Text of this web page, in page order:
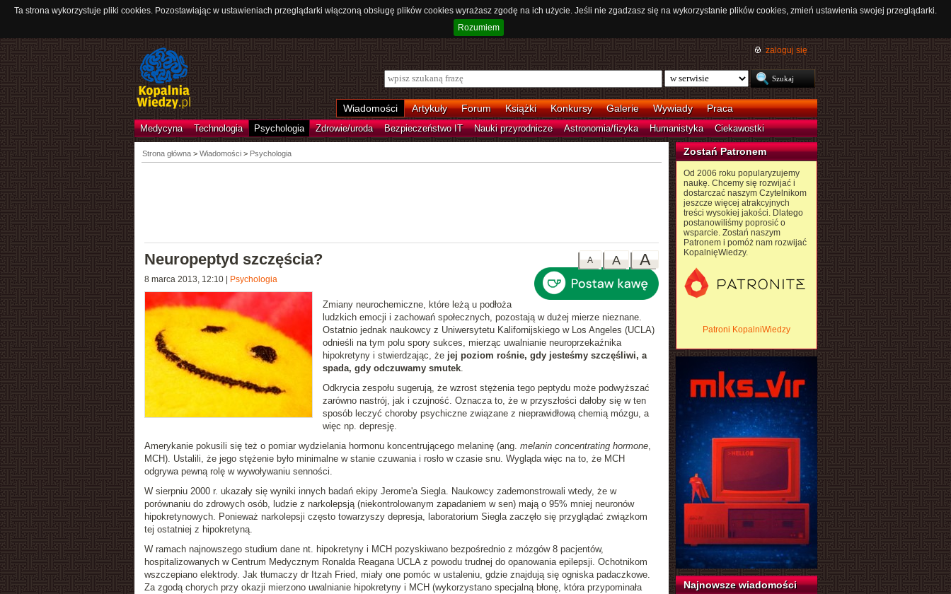
Ta strona wykorzystuje pliki cookies. Pozostawiając w ustawieniach przeglądarki włączoną obsługę plików cookies wyrażasz zgodę na ich użycie. Jeśli nie zgadzasz się na wykorzystanie plików cookies, zmień ustawienia swojej przeglądarki.
Rozumiem
zaloguj się
Wiadomości Artykuły Forum Książki Konkursy Galerie Wywiady Praca
Medycyna Technologia Psychologia Zdrowie/uroda Bezpieczeństwo IT Nauki przyrodnicze Astronomia/fizyka Humanistyka Ciekawostki
Strona główna> Wiadomości > Psychologia
A
A
A
Neuropeptyd szczęścia?
8 marca 2013, 12:10| Psychologia
Zmiany neurochemiczne, które leżą u podłoża
ludzkich emocji i zachowań społecznych, pozostają w dużej mierze nieznane.
Ostatnio jednak naukowcy z Uniwersytetu Kalifornijskiego w Los Angeles (UCLA)
odnieśli na tym polu spory sukces, mierząc uwalnianie neuroprzekaźnika
hipokretyny i stwierdzając, że jej poziom rośnie, gdy jesteśmy szczęśliwi, a
spada, gdy odczuwamy smutek.
Odkrycia zespołu sugerują, że wzrost stężenia tego peptydu może podwyższać
zarówno nastrój, jak i czujność. Oznacza to, że w przyszłości dałoby się w ten
sposób leczyć choroby psychiczne związane z nieprawidłową chemią mózgu, a
więc np. depresję.
Amerykanie pokusili się też o pomiar wydzielania hormonu koncentrującego melaninę (ang. melanin concentrating hormone,
MCH). Ustalili, że jego stężenie było minimalne w stanie czuwania i rosło w czasie snu. Wygląda więc na to, że MCH
odgrywa pewną rolę w wywoływaniu senności.
W sierpniu 2000 r. ukazały się wyniki innych badań ekipy Jerome'a Siegla. Naukowcy zademonstrowali wtedy, że w
porównaniu do zdrowych osób, ludzie z narkolepsją (niekontrolowanym zapadaniem w sen) mają o 95% mniej neuronów
hipokretynowych. Ponieważ narkolepsji często towarzyszy depresja, laboratorium Siegla zaczęło się przyglądać związkom
tej ostatniej z hipokretyną.
W ramach najnowszego studium dane nt. hipokretyny i MCH pozyskiwano bezpośrednio z mózgów 8 pacjentów,
hospitalizowanych w Centrum Medycznym Ronalda Reagana UCLA z powodu trudnej do opanowania epilepsji. Ochotnikom
wszczepiano elektrody. Jak tłumaczy dr Itzah Fried, miały one pomóc w ustaleniu, gdzie znajdują się ogniska padaczkowe.
Za zgodą chorych przy okazji mierzono uwalnianie hipokretyny i MCH (wykorzystano specjalną błonę, która przypominała
Zostań Patronem
Od 2006 roku popularyzujemy
naukę. Chcemy się rozwijać i
dostarczać naszym Czytelnikom
jeszcze więcej atrakcyjnych
treści wysokiej jakości. Dlatego
postanowiliśmy poprosić o
wsparcie. Zostań naszym
Patronem i pomóż nam rozwijać
KopalnięWiedzy.
Patroni KopalniWiedzy
Najnowsze wiadomości